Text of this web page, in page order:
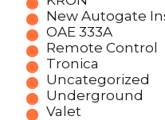
New Autogate
OAE 333A
Remote Control
Tronica
Uncategorized
Underground
Valet